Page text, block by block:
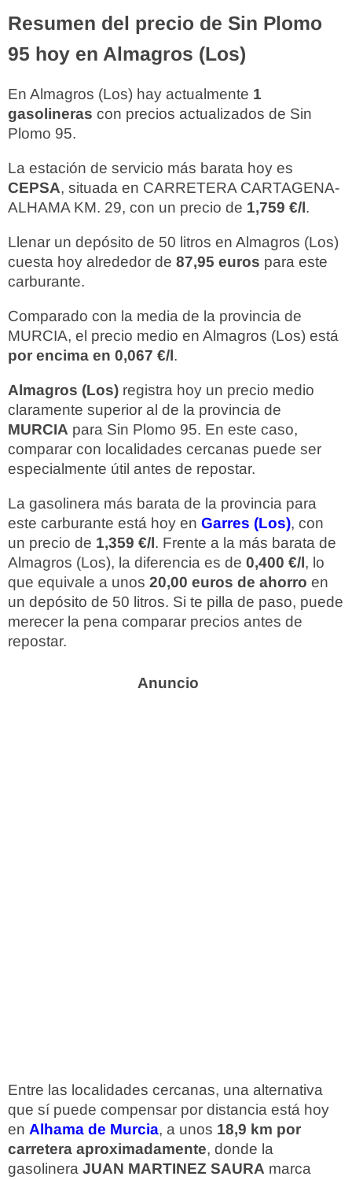
Resumen del precio de Sin Plomo
95 hoy en Almagros (Los)
En Almagros (Los) hay actualmente 1
gasolineras con precios actualizados de Sin
Plomo 95.
La estación de servicio más barata hoy es
CEPSA, situada en CARRETERA CARTAGENA-
ALHAMA KM. 29, con un precio de 1,759 €/l.
Llenar un depósito de 50 litros en Almagros (Los)
cuesta hoy alrededor de 87,95 euros para este
carburante.
Comparado con la media de la provincia de
MURCIA, el precio medio en Almagros (Los) está
por encima en 0,067 €/l.
Almagros (Los) registra hoy un precio medio
claramente superior al de la provincia de
MURCIA para Sin Plomo 95. En este caso,
comparar con localidades cercanas puede ser
especialmente útil antes de repostar.
La gasolinera más barata de la provincia para
este carburante está hoy en Garres (Los), con
un precio de 1,359 €/l. Frente a la más barata de
Almagros (Los), la diferencia es de 0,400 €/l, lo
que equivale a unos 20,00 euros de ahorro en
un depósito de 50 litros. Si te pilla de paso, puede
merecer la pena comparar precios antes de
repostar.
Entre las localidades cercanas, una alternativa
que sí puede compensar por distancia está hoy
en Alhama de Murcia, a unos 18,9 km por
carretera aproximadamente, donde la
gasolinera JUAN MARTINEZ SAURA marca